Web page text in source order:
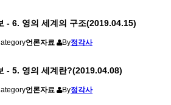
- 6. 영의 세계의 구조(2019.04.15)
언론자료 By정각사
- 5. 영의 세계란?(2019.04.08)
언론자료 By정각사